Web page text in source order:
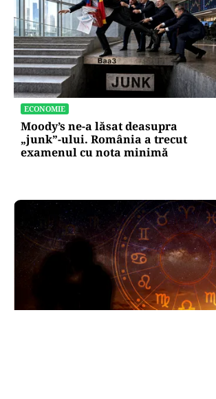
ECONOMIE
Moody’s ne-a lăsat deasupra
„junk”-ului. România a trecut
examenul cu nota minimă